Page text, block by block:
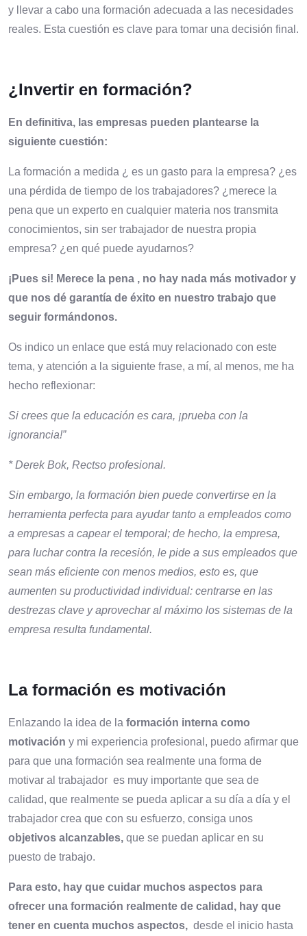
y llevar a cabo una formación adecuada a las necesidades
reales. Esta cuestión es clave para tomar una decisión final.
¿Invertir en formación?
En definitiva, las empresas pueden plantearse la
siguiente cuestión:
La formación a medida ¿ es un gasto para la empresa? ¿es
una pérdida de tiempo de los trabajadores? ¿merece la
pena que un experto en cualquier materia nos transmita
conocimientos, sin ser trabajador de nuestra propia
empresa? ¿en qué puede ayudarnos?
¡Pues si! Merece la pena , no hay nada más motivador y
que nos dé garantía de éxito en nuestro trabajo que
seguir formándonos.
Os indico un enlace que está muy relacionado con este
tema, y atención a la siguiente frase, a mí, al menos, me ha
hecho reflexionar:
Si crees que la educación es cara, ¡prueba con la
ignorancia!”
* Derek Bok, Rectso profesional.
Sin embargo, la formación bien puede convertirse en la
herramienta perfecta para ayudar tanto a empleados como
a empresas a capear el temporal; de hecho, la empresa,
para luchar contra la recesión, le pide a sus empleados que
sean más eficiente con menos medios, esto es, que
aumenten su productividad individual: centrarse en las
destrezas clave y aprovechar al máximo los sistemas de la
empresa resulta fundamental.
La formación es motivación
Enlazando la idea de la formación interna como
motivación y mi experiencia profesional, puedo afirmar que
para que una formación sea realmente una forma de
motivar al trabajador es muy importante que sea de
calidad, que realmente se pueda aplicar a su día a día y el
trabajador crea que con su esfuerzo, consiga unos
objetivos alcanzables, que se puedan aplicar en su
puesto de trabajo.
Para esto, hay que cuidar muchos aspectos para
ofrecer una formación realmente de calidad, hay que
tener en cuenta muchos aspectos, desde el inicio hasta